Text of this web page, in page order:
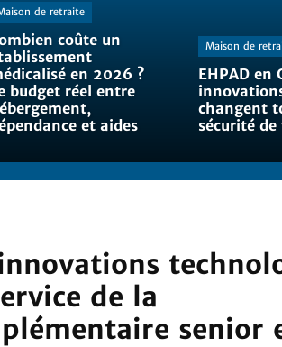
de retraite
coûte un
en 2026 ?
budget réel entre
et aides
Maison de
EHPAD en
changent
sécurité
de la
senior